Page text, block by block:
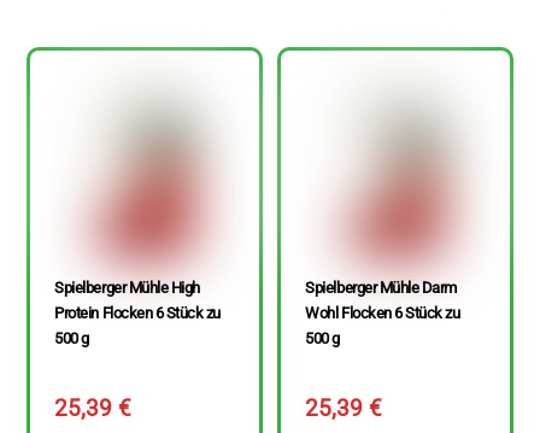
Spielberger Mühle High
Protein Flocken 6 Stück zu
500 g
25,39€
Spielberger Mühle Darm
Wohl Flocken 6 Stück zu
500 g
25,39€